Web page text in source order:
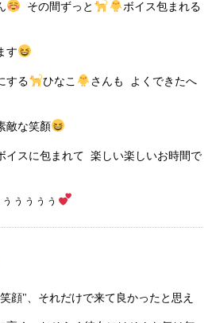
その間ずっと
ボイス包まれる
す
する ひなこ
さんも よくできたへ
敵な笑顏
イスに包まれて 楽しい楽しいお時間で
ぅぅぅぅ
顔"、それだけで来て良かったと思え